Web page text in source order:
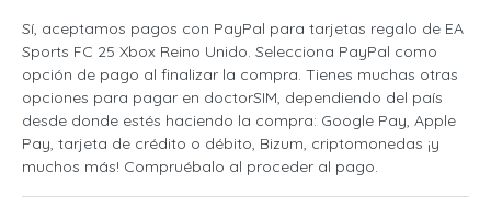
Sí, aceptamos pagos con PayPal para tarjetas regalo de EA
Sports FC 25 Xbox Reino Unido. Selecciona PayPal como
opción de pago al finalizar la compra. Tienes muchas otras
opciones para pagar en doctorSIM, dependiendo del país
desde donde estés haciendo la compra: Google Pay, Apple
Pay, tarjeta de crédito o débito, Bizum, criptomonedas ¡y
muchos más! Compruébalo al proceder al pago.